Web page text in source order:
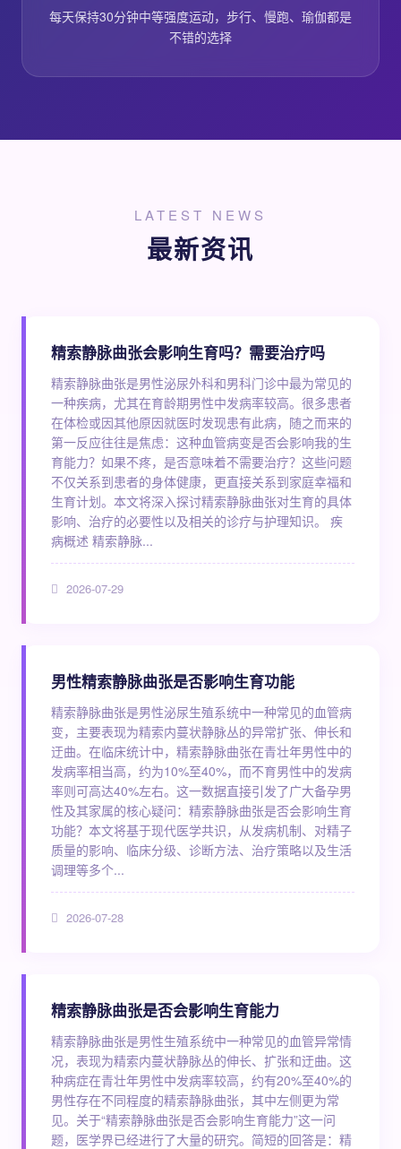
每天保持30分钟中等强度运动，步行、慢跑、瑜伽都是
不错的选择
LATEST NEWS
最新资讯
精索静脉曲张会影响生育吗？需要治疗吗
精索静脉曲张是男性泌尿外科和男科门诊中最为常见的
一种疾病，尤其在育龄期男性中发病率较高。很多患者
在体检或因其他原因就医时发现患有此病，随之而来的
第一反应往往是焦虑：这种血管病变是否会影响我的生
育能力？如果不疼，是否意味着不需要治疗？这些问题
不仅关系到患者的身体健康，更直接关系到家庭幸福和
生育计划。本文将深入探讨精索静脉曲张对生育的具体
影响、治疗的必要性以及相关的诊疗与护理知识。 疾
病概述 精索静脉...
2026-07-29
男性精索静脉曲张是否影响生育功能
精索静脉曲张是男性泌尿生殖系统中一种常见的血管病
变，主要表现为精索内蔓状静脉丛的异常扩张、伸长和
迂曲。在临床统计中，精索静脉曲张在青壮年男性中的
发病率相当高，约为10%至40%，而不育男性中的发病
率则可高达40%左右。这一数据直接引发了广大备孕男
性及其家属的核心疑问：精索静脉曲张是否会影响生育
功能？本文将基于现代医学共识，从发病机制、对精子
质量的影响、临床分级、诊断方法、治疗策略以及生活
调理等多个...
2026-07-28
精索静脉曲张是否会影响生育能力
精索静脉曲张是男性生殖系统中一种常见的血管异常情
况，表现为精索内蔓状静脉丛的伸长、扩张和迂曲。这
种病症在青壮年男性中发病率较高，约有20%至40%的
男性存在不同程度的精索静脉曲张，其中左侧更为常
见。关于“精索静脉曲张是否会影响生育能力”这一问
题，医学界已经进行了大量的研究。简短的回答是：精